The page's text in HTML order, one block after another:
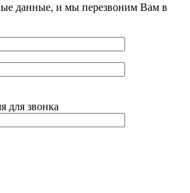
данные, и мы перезвоним Вам в
для звонка